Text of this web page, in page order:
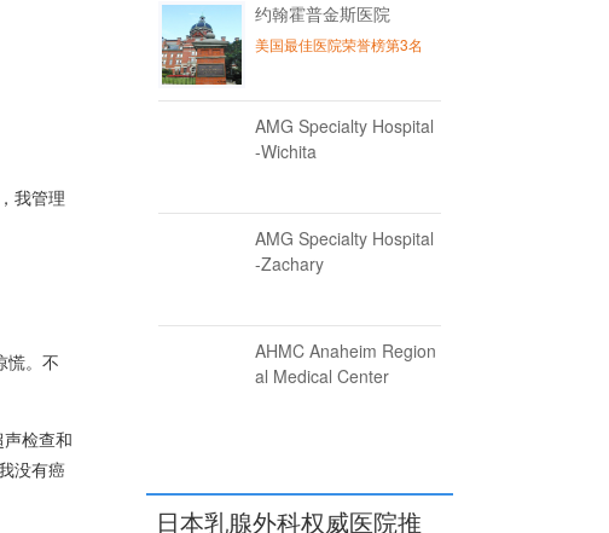
我管理
慌。不
检查和
没有癌
约翰霍普金斯医院
美国最佳医院荣誉榜第3名
AMG Specialty Hospital
-Wichita
AMG Specialty Hospital
-Zachary
AHMC Anaheim Region
al Medical Center
日本乳腺外科权威医院推